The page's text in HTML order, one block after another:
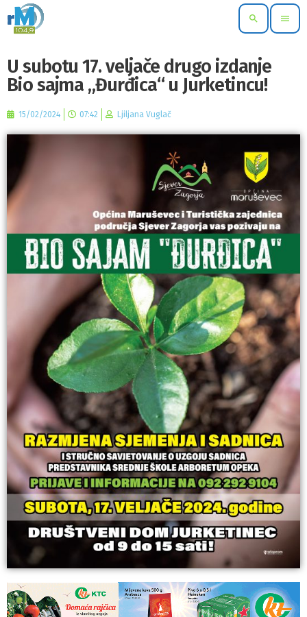
search menu
U subotu 17. veljače drugo izdanje
Bio sajma „Đurđica“ u Jurketincu!
15/02/2024 07:42 Ljiljana Vuglač